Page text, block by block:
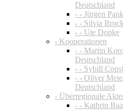
Deutschland
- - Jürgen
- - Silvia Brock
- - Ute Dopke
- Kooperationen
- - Martin
Deutschland
- - Sybill
- - Oliver
Deutschland
- Überregionale
- - Kathrin